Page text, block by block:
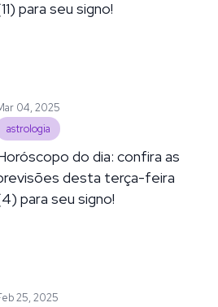
para seu signo!
04, 2025
astrologia
do dia: confira as
desta terça-feira
para seu signo!
25, 2025